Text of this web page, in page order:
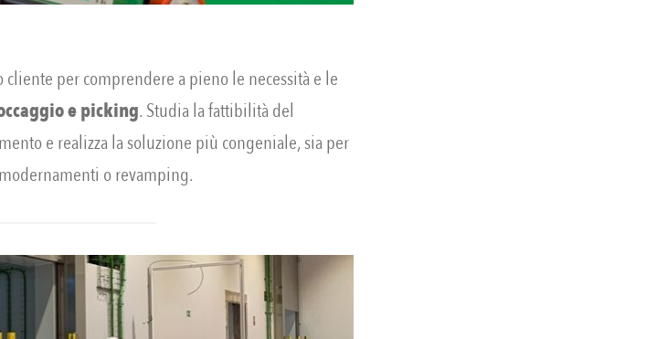
per comprendere a pieno le necessità e le
e picking. Studia la fattibilità del
e realizza la soluzione più congeniale, sia per
o revamping.